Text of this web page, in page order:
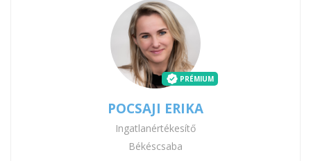
PRÉMIUM
POCSAJI ERIKA
Ingatlanértékesítő
Békéscsaba